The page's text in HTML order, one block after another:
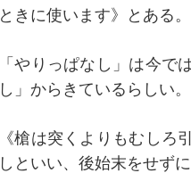
ときに使います》とある。
「やりっぱなし」は今で
し」からきているらしい。
《槍は突くよりもむしろ
しといい、後始末をせず